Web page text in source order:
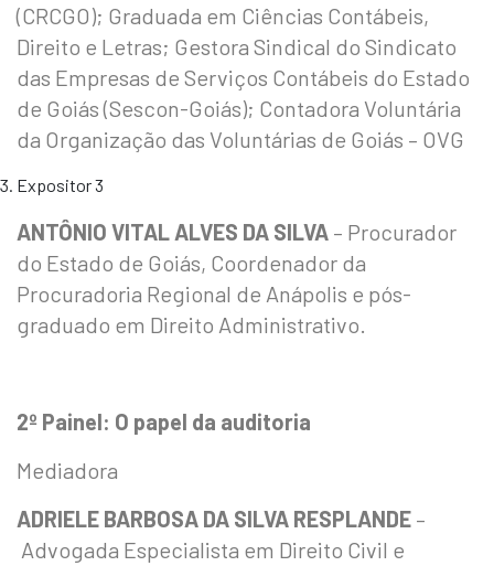
(CRCGO); Graduada em Ciências Contábeis,
Direito e Letras; Gestora Sindical do Sindicato
das Empresas de Serviços Contábeis do Estado
de Goiás (Sescon-Goiás); Contadora Voluntária
da Organização das Voluntárias de Goiás – OVG
Expositor 3
ANTÔNIO VITAL ALVES DA SILVA – Procurador
do Estado de Goiás, Coordenador da
Procuradoria Regional de Anápolis e pós-
graduado em Direito Administrativo.
2º Painel: O papel da auditoria
Mediadora
ADRIELE BARBOSA DA SILVA RESPLANDE –
Advogada Especialista em Direito Civil e